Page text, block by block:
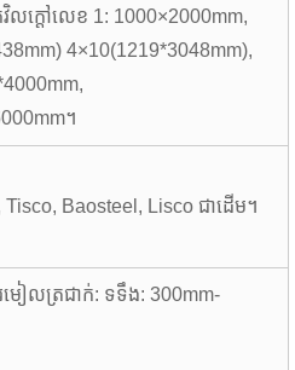
លក្តៅលេខ 1: 1000×2000mm,
4×10(1219*3048mm),
។
Tisco, Baosteel, Lisco ជាដើម។
មៀលត្រជាក់: ទទឹង: 300mm-